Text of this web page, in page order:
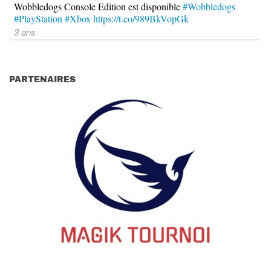
Wobbledogs Console Edition est disponible#Wobbledogs
#PlayStation #Xbox https://t.co/989BkVopGk
3 ans
PARTENAIRES